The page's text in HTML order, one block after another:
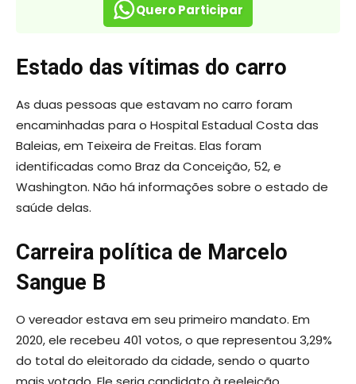
Quero Participar
Estado das vítimas do carro
As duas pessoas que estavam no carro foram
encaminhadas para o Hospital Estadual Costa das
Baleias, em Teixeira de Freitas. Elas foram
identificadas como Braz da Conceição, 52, e
Washington. Não há informações sobre o estado de
saúde delas.
Carreira política de Marcelo
Sangue B
O vereador estava em seu primeiro mandato. Em
2020, ele recebeu 401 votos, o que representou 3,29%
do total do eleitorado da cidade, sendo o quarto